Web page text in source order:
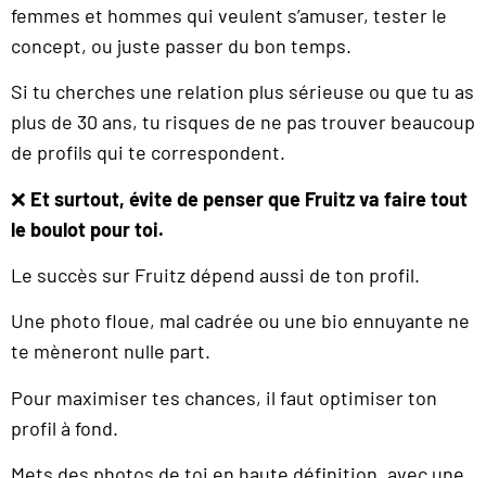
femmes et hommes qui veulent s’amuser, tester le
concept, ou juste passer du bon temps.
Si tu cherches une relation plus sérieuse ou que tu as
plus de 30 ans, tu risques de ne pas trouver beaucoup
de profils qui te correspondent.
❌ Et surtout, évite de penser que Fruitz va faire tout
le boulot pour toi.
Le succès sur Fruitz dépend aussi de ton profil.
Une photo floue, mal cadrée ou une bio ennuyante ne
te mèneront nulle part.
Pour maximiser tes chances, il faut optimiser ton
profil à fond.